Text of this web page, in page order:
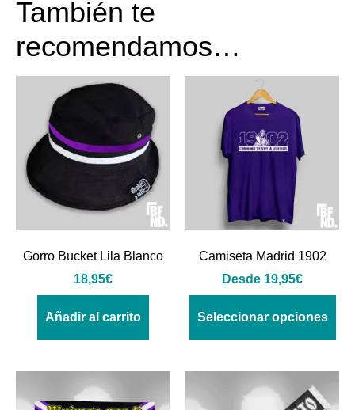
También te
recomendamos…
Gorro Bucket Lila Blanco
18,95€
Añadir al carrito
Camiseta Madrid 1902
Desde 19,95€
Seleccionar opciones